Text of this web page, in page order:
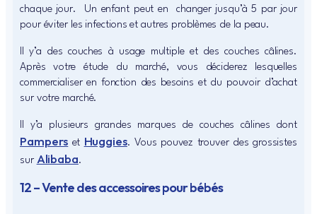
chaque jour. Un enfant peut en changer jusqu’à 5 par jour
pour éviter les infections et autres problèmes de la peau.
Il y’a des couches à usage multiple et des couches câlines.
Après votre étude du marché, vous déciderez lesquelles
commercialiser en fonction des besoins et du pouvoir d’achat
sur votre marché.
Il y’a plusieurs grandes marques de couches câlines dont
Pampers et Huggies. Vous pouvez trouver des grossistes
sur Alibaba.
12 – Vente des accessoires pour bébés